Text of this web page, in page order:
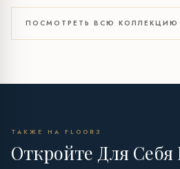
ПОСМОТРЕТЬ ВСЮ КОЛЛЕКЦИЮ
ТАКЖЕ НА FLOOR3
Откройте Для